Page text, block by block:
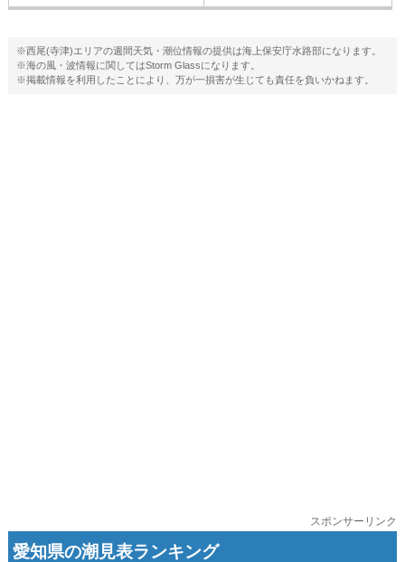
※西尾(寺津)エリアの週間天気・潮位情報の提供は海上保安庁水路部になります。
※海の風・波情報に関してはStorm Glassになります。
※掲載情報を利用したことにより、万が一損害が生じても責任を負いかねます。
スポンサーリンク
愛知県の潮見表ランキング